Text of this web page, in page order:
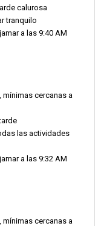
calurosa
tranquilo
a las 9:40 AM
mínimas cercanas a
las actividades
a las 9:32 AM
mínimas cercanas a